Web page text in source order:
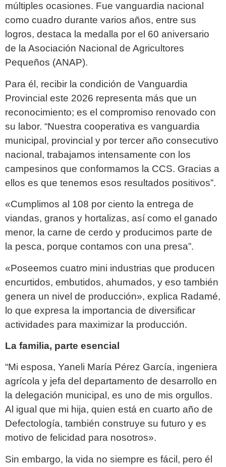
múltiples ocasiones. Fue vanguardia nacional
como cuadro durante varios años, entre sus
logros, destaca la medalla por el 60 aniversario
de la Asociación Nacional de Agricultores
Pequeños (ANAP).
Para él, recibir la condición de Vanguardia
Provincial este 2026 representa más que un
reconocimiento; es el compromiso renovado con
su labor. “Nuestra cooperativa es vanguardia
municipal, provincial y por tercer año consecutivo
nacional, trabajamos intensamente con los
campesinos que conformamos la CCS. Gracias a
ellos es que tenemos esos resultados positivos”.
«Cumplimos al 108 por ciento la entrega de
viandas, granos y hortalizas, así como el ganado
menor, la carne de cerdo y producimos parte de
la pesca, porque contamos con una presa”.
«Poseemos cuatro mini industrias que producen
encurtidos, embutidos, ahumados, y eso también
genera un nivel de producción», explica Radamé,
lo que expresa la importancia de diversificar
actividades para maximizar la producción.
La familia, parte esencial
“Mi esposa, Yaneli María Pérez García, ingeniera
agrícola y jefa del departamento de desarrollo en
la delegación municipal, es uno de mis orgullos.
Al igual que mi hija, quien está en cuarto año de
Defectología, también construye su futuro y es
motivo de felicidad para nosotros».
Sin embargo, la vida no siempre es fácil, pero él